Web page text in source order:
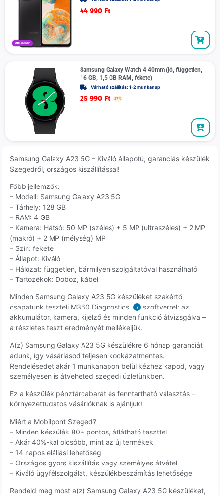
Gamer
44 990 Ft
Samsung Galaxy Watch 4 40mm (jó, független,
16 GB, 1,5 GB RAM, fekete)
Várható szállítás: 1-2 munkanap
25 990 Ft 27%
Samsung Galaxy A23 5G – Kiváló állapotú, garanciás készülék
Szegedről, országos kiszállítással!
Főbb jellemzők:
– Modell: Samsung Galaxy A23 5G
– Tárhely: 128 GB
– RAM: 4 GB
– Kamera: Hátsó: 50 MP (széles) + 5 MP (ultraszéles) + 2 MP
(makró) + 2 MP (mélység) MP
– Szín: fekete
– Állapot: Kiváló
– Hálózat: független, bármilyen szolgáltatóval használható
– Tartozékok: Doboz, kábel
Minden Samsung Galaxy A23 5G készüléket szakértő
csapatunk teszteli M360 Diagnostics
i
szoftverrel: az
akkumulátor, kamera, kijelző és minden funkció átvizsgálva –
a részletes teszt eredményét mellékeljük.
A(z) Samsung Galaxy A23 5G készülékre 6 hónap garanciát
adunk, így vásárlásod teljesen kockázatmentes.
Rendelésedet akár 1 munkanapon belül kézhez kapod, vagy
személyesen is átveheted szegedi üzletünkben.
Ez a készülék pénztárcabarát és fenntartható választás –
környezettudatos vásárlóknak is ajánljuk!
Miért a Mobilpont Szeged?
– Minden készülék 80+ pontos, átlátható teszttel
– Akár 40%-kal olcsóbb, mint az új termékek
– 14 napos elállási lehetőség
– Országos gyors kiszállítás vagy személyes átvétel
– Kiváló ügyfélszolgálat, készülékbeszámítás lehetősége
Rendeld meg most a(z) Samsung Galaxy A23 5G készüléket,